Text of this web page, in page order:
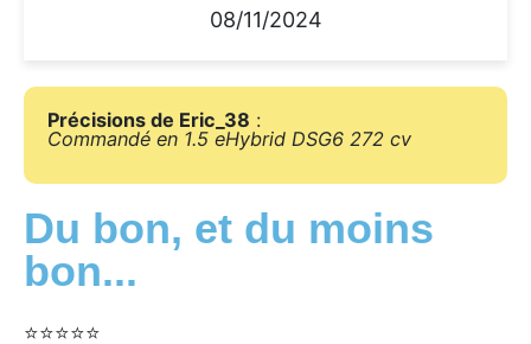
08/11/2024
Précisions de Eric_38 :
Commandé en 1.5 eHybrid DSG6 272 cv
Du bon, et du moins
bon...
⭐⭐⭐⭐⭐